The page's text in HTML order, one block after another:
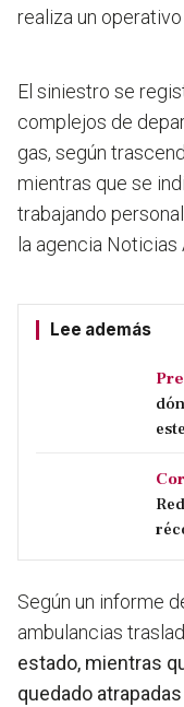
realiza un
El siniestro se
complejos de
gas, según
mientras que se
trabajando
la agencia Noticias
Lee además
Según un informe
ambulancias
estado, mientras
quedado